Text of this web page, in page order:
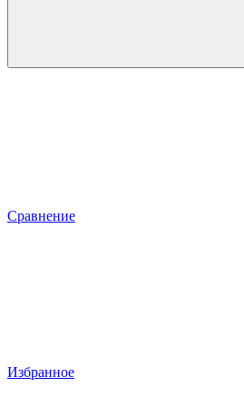
Сравнение
Избранное